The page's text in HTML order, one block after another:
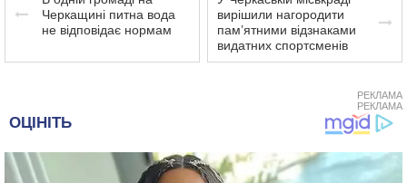
Черкащині питна вода
не відповідає нормам
вирішили нагородити
пам’ятними відзнаками
видатних спортсменів
РЕКЛАМА
РЕКЛАМА